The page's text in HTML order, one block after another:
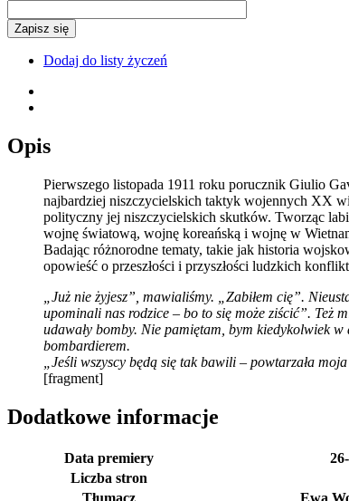
Zapisz się
Dodaj do listy życzeń
Opis
Pierwszego listopada 1911 roku porucznik Giulio
najbardziej niszczycielskich taktyk wojennych XX
polityczny jej niszczycielskich skutków. Tworząc
wojnę światową, wojnę koreańską i wojnę w
Badając różnorodne tematy, takie jak historia
opowieść o przeszłości i przyszłości ludzkich
„Już nie żyjesz”, mawialiśmy. „Zabiłem cię”.
upominali nas rodzice – bo to się może ziścić”. Też
udawały bomby. Nie pamiętam, bym kiedykolwiek
bombardierem.
„Jeśli wszyscy będą się tak bawili – powtarzała
[fragment]
Dodatkowe informacje
Data premiery
Liczba stron
Tłumacz
Ewa